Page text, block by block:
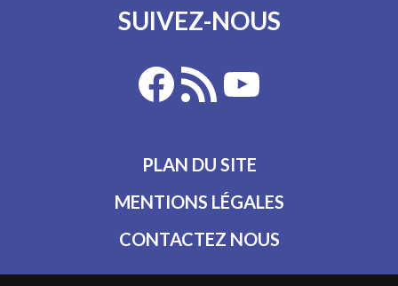
SUIVEZ-NOUS
PLAN DU SITE
MENTIONS LÉGALES
CONTACTEZ NOUS